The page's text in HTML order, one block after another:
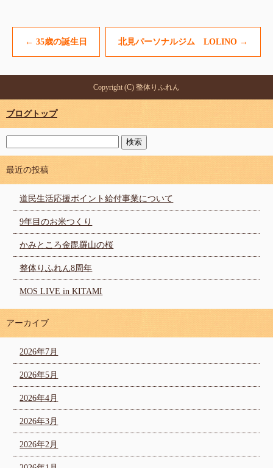
← 35歳の誕生日 北見パーソナルジム LOLINO →
Copyright (C) 整体りふれん
ブログトップ
最近の投稿
道民生活応援ポイント給付事業について
9年目のお米つくり
かみところ金毘羅山の桜
整体りふれん8周年
MOS LIVE in KITAMI
アーカイブ
2026年7月
2026年5月
2026年4月
2026年3月
2026年2月